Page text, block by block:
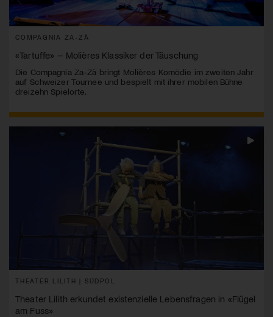
COMPAGNIA ZA-ZÀ
«Tartuffe» – Molières Klassiker der Täuschung
Die Compagnia Za-Zà bringt Molières Komödie im zweiten Jahr
auf Schweizer Tournee und bespielt mit ihrer mobilen Bühne
dreizehn Spielorte.
THEATER LILITH | SÜDPOL
Theater Lilith erkundet existenzielle Lebensfragen in «Flügel
am Fuss»